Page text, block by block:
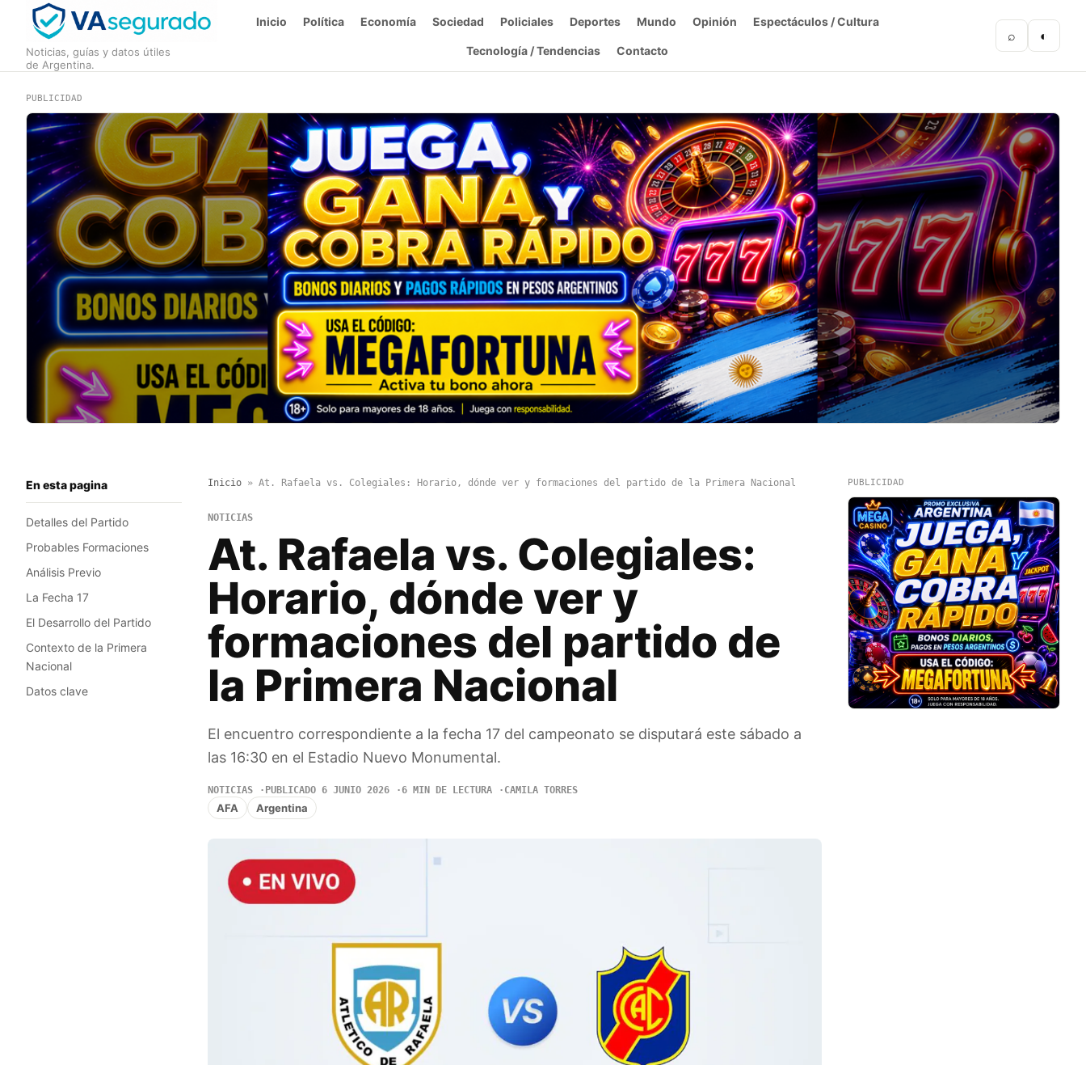
Noticias, guías y datos útiles
de Argentina.
Inicio Política Economía Sociedad Policiales Deportes Mundo Opinión Espectáculos / Cultura
Tecnología / Tendencias Contacto
⌕ ◐
PUBLICIDAD
En esta pagina
Detalles del Partido
Probables Formaciones
Análisis Previo
La Fecha 17
El Desarrollo del Partido
Contexto de la Primera
Nacional
Datos clave
Inicio» At. Rafaela vs. Colegiales: Horario, dónde ver y formaciones del partido de la Primera Nacional
NOTICIAS
At. Rafaela vs. Colegiales:
Horario, dónde ver y
formaciones del partido de
la Primera Nacional
El encuentro correspondiente a la fecha 17 del campeonato se disputará este sábado a
las 16:30 en el Estadio Nuevo Monumental.
NOTICIAS PUBLICADO 6 JUNIO 2026 6 MIN DE LECTURA CAMILA TORRES
AFA Argentina
PUBLICIDAD